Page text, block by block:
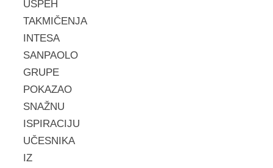
USPEH
TAKMIČENJA
INTESA
SANPAOLO
GRUPE
POKAZAO
SNAŽNU
ISPIRACIJU
UČESNIKA
IZ